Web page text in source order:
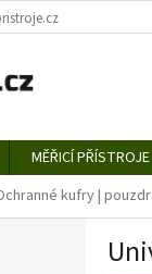
MĚŘICÍ PŘÍSTROJE
kufry |